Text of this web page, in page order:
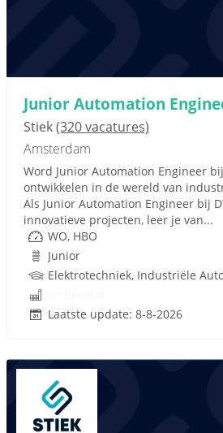
Junior Automation
Stiek(320 vacatures)
Amsterdam
Word Junior Automation Engineer
ontwikkelen in de wereld van
Als Junior Automation Engineer bij
innovatieve projecten, leer je van...
WO, HBO
Junior
Laatste update: 8-8-2026